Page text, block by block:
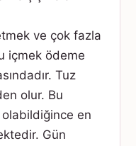
ve çok fazla
içmek ödeme
Tuz
olur. Bu
en
Gün